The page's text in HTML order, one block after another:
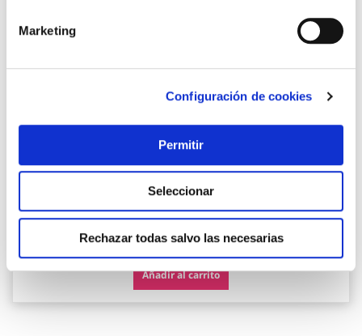
Marketing
Configuración de cookies
Permitir
Seleccionar
Rechazar todas salvo las necesarias
Malla sombreadora polietileno 80gr 2x50m negra natuur
Natuur
59,96 €
Añadir al carrito